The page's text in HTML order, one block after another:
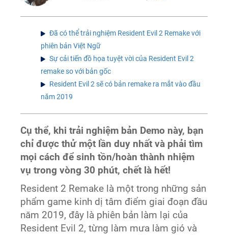
Đã có thể trải nghiệm Resident Evil 2 Remake với
phiên bản Việt Ngữ
Sự cải tiến đồ họa tuyệt vời của Resident Evil 2
remake so với bản gốc
Resident Evil 2 sẽ có bản remake ra mắt vào đầu
năm 2019
Cụ thể, khi trải nghiệm bản Demo này, bạn
chỉ được thử một lần duy nhất và phải tìm
mọi cách để sinh tồn/hoàn thành nhiệm
vụ trong vòng 30 phút, chết là hết!
Resident 2 Remake là một trong những sản
phẩm game kinh dị tâm điểm giai đoạn đầu
năm 2019, đây là phiên bản làm lại của
Resident Evil 2, từng làm mưa làm gió và